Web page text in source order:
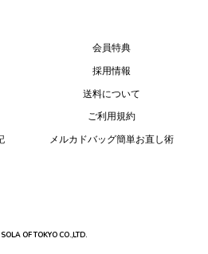
会員特典
採用情報
送料について
ご利用規約
メルカドバッグ簡単お直し術
OF TOKYO CO.,LTD.